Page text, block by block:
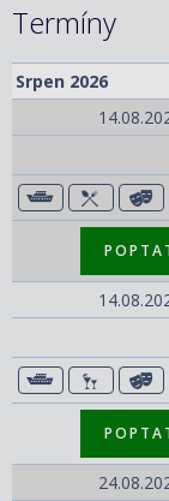
Termíny
Srpen 2026